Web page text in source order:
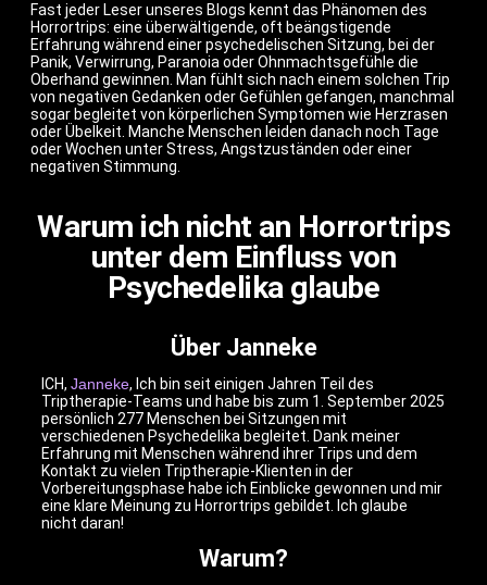
Fast jeder Leser unseres Blogs kennt das Phänomen des
Horrortrips: eine überwältigende, oft beängstigende
Erfahrung während einer psychedelischen Sitzung, bei der
Panik, Verwirrung, Paranoia oder Ohnmachtsgefühle die
Oberhand gewinnen. Man fühlt sich nach einem solchen Trip
von negativen Gedanken oder Gefühlen gefangen, manchmal
sogar begleitet von körperlichen Symptomen wie Herzrasen
oder Übelkeit. Manche Menschen leiden danach noch Tage
oder Wochen unter Stress, Angstzuständen oder einer
negativen Stimmung.
Warum ich nicht an Horrortrips
unter dem Einfluss von
Psychedelika glaube
Über Janneke
ICH, Janneke, Ich bin seit einigen Jahren Teil des
Triptherapie-Teams und habe bis zum 1. September 2025
persönlich 277 Menschen bei Sitzungen mit
verschiedenen Psychedelika begleitet. Dank meiner
Erfahrung mit Menschen während ihrer Trips und dem
Kontakt zu vielen Triptherapie-Klienten in der
Vorbereitungsphase habe ich Einblicke gewonnen und mir
eine klare Meinung zu Horrortrips gebildet. Ich glaube
nicht daran!
Warum?